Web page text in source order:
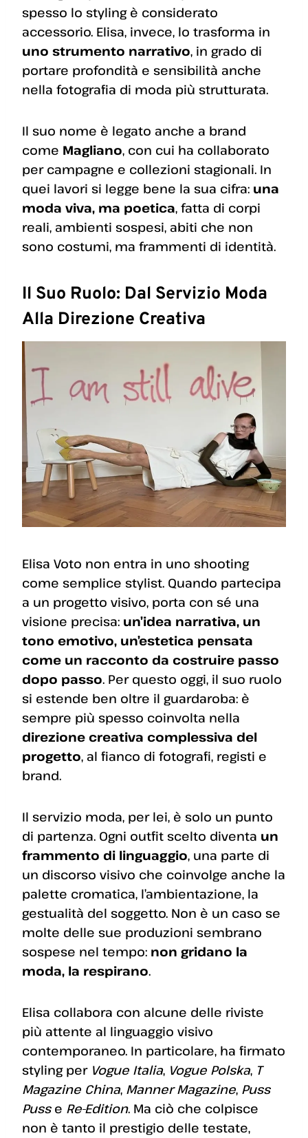
spesso lo styling è considerato
accessorio. Elisa, invece, lo trasforma in
uno strumento narrativo, in grado di
portare profondità e sensibilità anche
nella fotografia di moda più strutturata.
Il suo nome è legato anche a brand
come Magliano, con cui ha collaborato
per campagne e collezioni stagionali. In
quei lavori si legge bene la sua cifra: una
moda viva, ma poetica, fatta di corpi
reali, ambienti sospesi, abiti che non
sono costumi, ma frammenti di identità.
Il Suo Ruolo: Dal Servizio Moda
Alla Direzione Creativa
Elisa Voto non entra in uno shooting
come semplice stylist. Quando partecipa
a un progetto visivo, porta con sé una
visione precisa: un’idea narrativa, un
tono emotivo, un’estetica pensata
come un racconto da costruire passo
dopo passo. Per questo oggi, il suo ruolo
si estende ben oltre il guardaroba: è
sempre più spesso coinvolta nella
direzione creativa complessiva del
progetto, al fianco di fotografi, registi e
brand.
Il servizio moda, per lei, è solo un punto
di partenza. Ogni outfit scelto diventa un
frammento di linguaggio, una parte di
un discorso visivo che coinvolge anche la
palette cromatica, l’ambientazione, la
gestualità del soggetto. Non è un caso se
molte delle sue produzioni sembrano
sospese nel tempo: non gridano la
moda, la respirano.
Elisa collabora con alcune delle riviste
più attente al linguaggio visivo
contemporaneo. In particolare, ha firmato
styling per Vogue Italia, Vogue Polska, T
Magazine China, Manner Magazine, Puss
Pusse Re-Edition. Ma ciò che colpisce
non è tanto il prestigio delle testate,